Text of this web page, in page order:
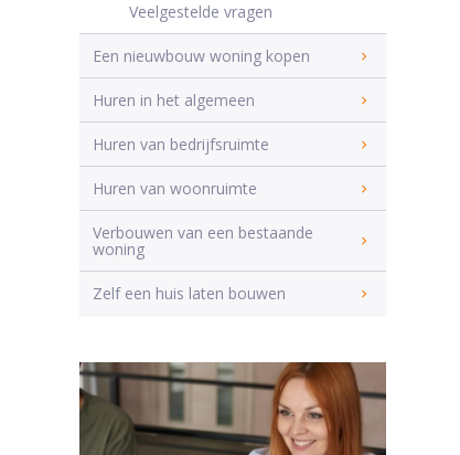
Veelgestelde vragen
Een nieuwbouw woning kopen
Huren in het algemeen
Huren van bedrijfsruimte
Huren van woonruimte
Verbouwen van een bestaande
woning
Zelf een huis laten bouwen